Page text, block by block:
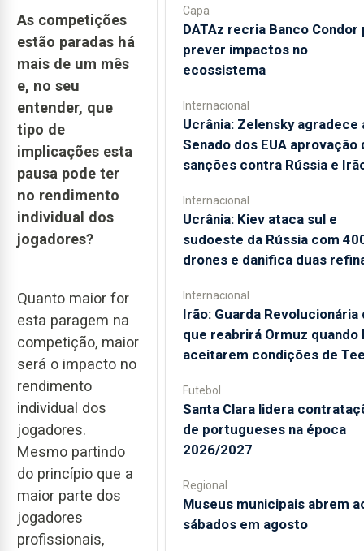
As competições
estão paradas há
mais de um mês
e, no seu
entender, que
tipo de
implicações esta
pausa pode ter
no rendimento
individual dos
jogadores?
Quanto maior for
esta paragem na
competição, maior
será o impacto no
rendimento
individual dos
jogadores.
Mesmo partindo
do princípio que a
maior parte dos
jogadores
profissionais,
Capa
DATAz recria Banco Condor
prever impactos no
ecossistema
Internacional
Ucrânia: Zelensky agradece
Senado dos EUA aprovação
sanções contra Rússia e
Internacional
Ucrânia: Kiev ataca sul e
sudoeste da Rússia com
drones e danifica duas
Internacional
Irão: Guarda Revolucionária
que reabrirá Ormuz quando
aceitarem condições de
Futebol
Santa Clara lidera
de portugueses na época
2026/2027
Regional
Museus municipais abrem
sábados em agosto